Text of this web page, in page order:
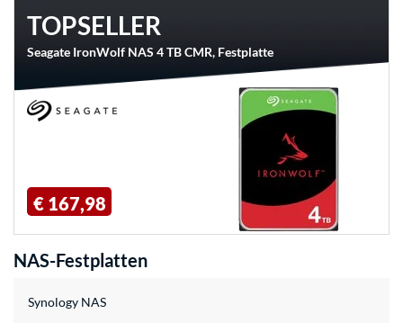
TOPSELLER
Seagate IronWolf NAS 4 TB CMR, Festplatte
€ 167,98
NAS-Festplatten
Synology NAS